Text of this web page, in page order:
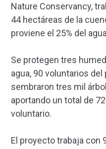
Nature Conservancy,
44 hectáreas de la
proviene el 25% del
Se protegen tres
agua, 90 voluntarios del
sembraron tres mil
aportando un total de
voluntario.
El proyecto trabaja con